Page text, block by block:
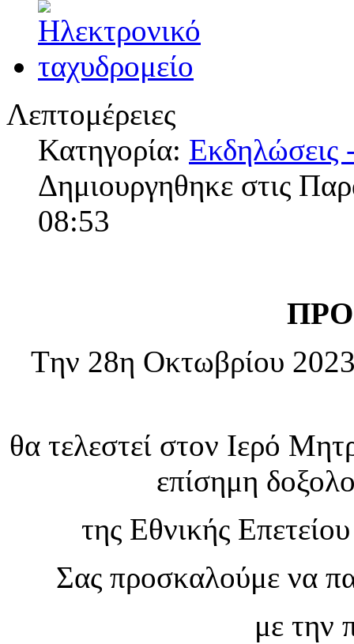
Λεπτομέρειες
Κατηγορία: Εκδηλώσεις
Δημιουργηθηκε στις
08:53
Tην 28η Οκτωβρίου
θα τελεστεί στον Ιερό
επίσημη
της Εθνικής
Σας προσκαλούμε να
με την